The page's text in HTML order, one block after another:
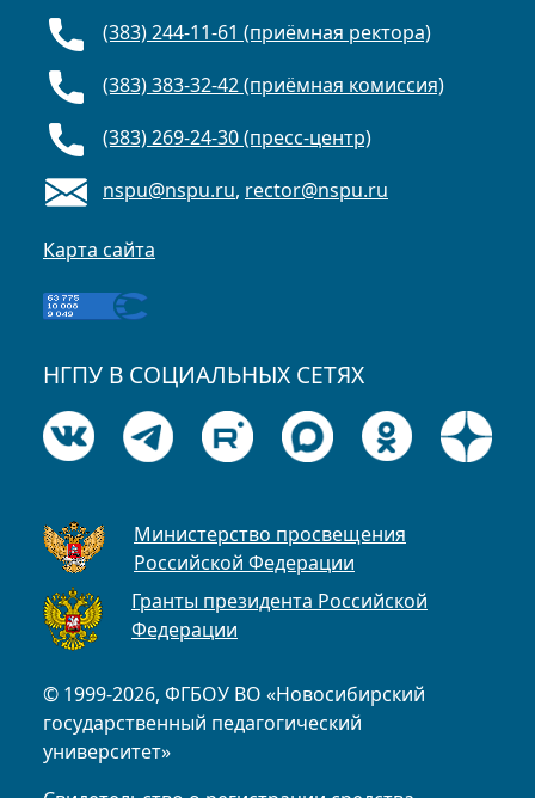
© 1999-2026, ФГБОУ ВО «Новосибирский
государственный педагогический
университет»
(383) 244-11-61 (приёмная ректора)
(383) 383-32-42 (приёмная комиссия)
(383) 269-24-30 (пресс-центр)
nspu@nspu.ru, rector@nspu.ru
Карта сайта
НГПУ В СОЦИАЛЬНЫХ СЕТЯХ
Министерство просвещения
Российской Федерации
Гранты президента Российской
Федерации